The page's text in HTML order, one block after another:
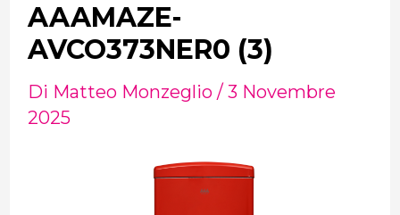
AAAMAZE-
AVCO373NER0 (3)
Di Matteo Monzeglio / 3 Novembre
2025